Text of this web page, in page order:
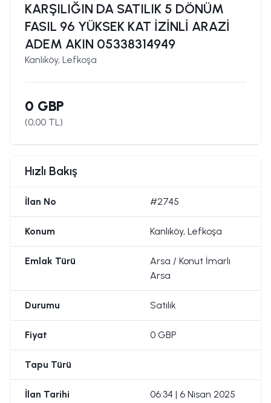
KARŞILIĞIN DA SATILIK 5 DÖNÜM
FASIL 96 YÜKSEK KAT İZİNLİ ARAZİ
ADEM AKIN 05338314949
Kanlıköy, Lefkoşa
0 GBP
(0,00 TL)
Hızlı Bakış
İlan No #2745
Konum Kanlıköy, Lefkoşa
Emlak Türü
Arsa / Konut İmarlı
Arsa
Durumu Satılık
Fiyat 0 GBP
Tapu Türü
İlan Tarihi 06:34 | 6 Nisan 2025